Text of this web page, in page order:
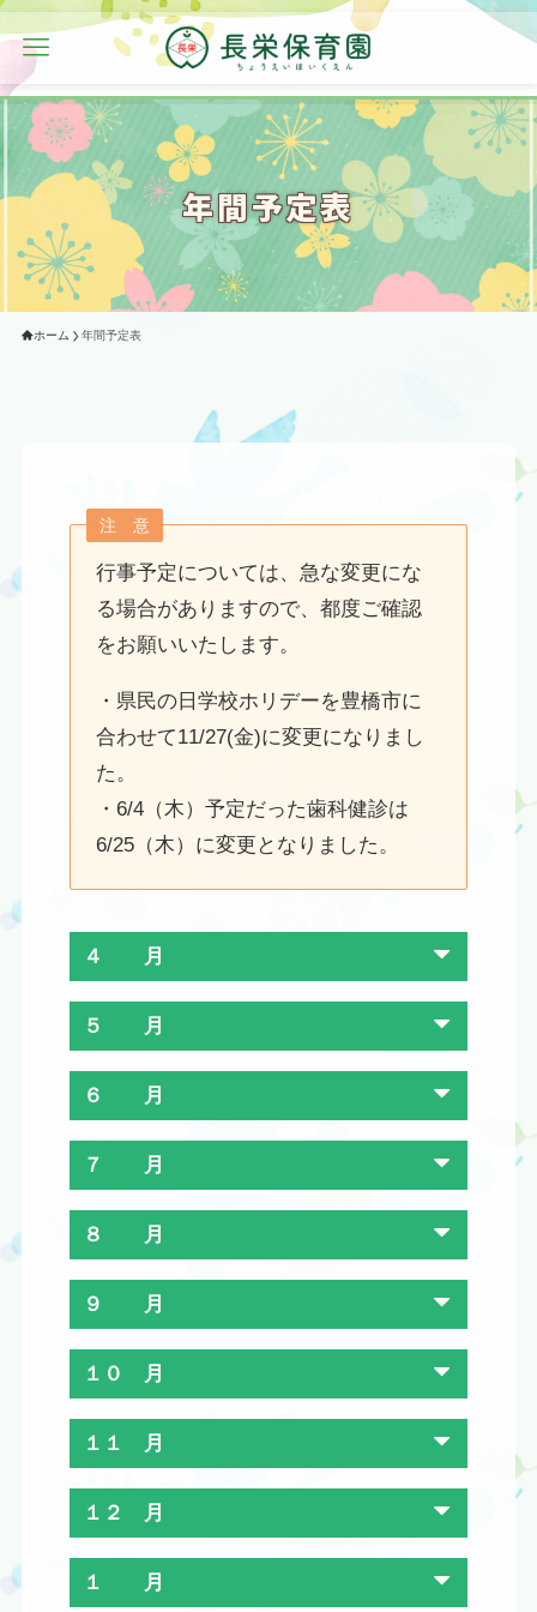
年間予定表
ホーム 年間予定表
注 意
行事予定については、急な変更にな
る場合がありますので、都度ご確認
をお願いいたします。
・県民の日学校ホリデーを豊橋市に
合わせて11/27(金)に変更になりまし
た。
・6/4（木）予定だった歯科健診は
6/25（木）に変更となりました。
４ 月
５ 月
６ 月
７ 月
８ 月
９ 月
１０ 月
１１ 月
１２ 月
１ 月